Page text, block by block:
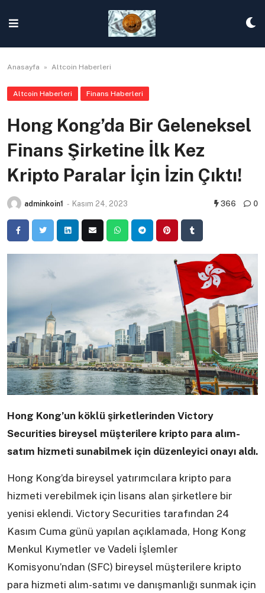
content
Anasayfa » Altcoin Haberleri
Altcoin Haberleri Finans Haberleri
Hong Kong’da Bir Geleneksel
Finans Şirketine İlk Kez
Kripto Paralar İçin İzin Çıktı!
adminkoin1 - Kasım 24, 2023 366 0
Hong Kong’un köklü şirketlerinden Victory
Securities bireysel müşterilere kripto para alım-
satım hizmeti sunabilmek için düzenleyici onayı aldı.
Hong Kong’da bireysel yatırımcılara kripto para
hizmeti verebilmek için lisans alan şirketlere bir
yenisi eklendi. Victory Securities tarafından 24
Kasım Cuma günü yapılan açıklamada, Hong Kong
Menkul Kıymetler ve Vadeli İşlemler
Komisyonu’ndan (SFC) bireysel müşterilere kripto
para hizmeti alım-satımı ve danışmanlığı sunmak için